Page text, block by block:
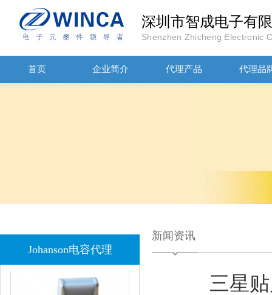
深圳市智成电子有
Shenzhen Zhicheng Electronic
首页 企业简介 代理产品 代理品
Johanson电容代理
1808 Y2 1NF安规贴片电容Johanson品牌 新闻资讯
三星